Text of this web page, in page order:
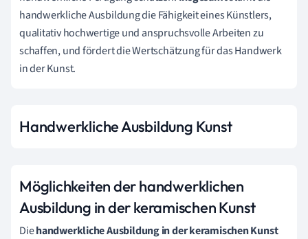
handwerkliche Ausbildung die Fähigkeit eines Künstlers,
qualitativ hochwertige und anspruchsvolle Arbeiten zu
schaffen, und fördert die Wertschätzung für das Handwerk
in der Kunst.
Handwerkliche Ausbildung Kunst
Möglichkeiten der handwerklichen
Ausbildung in der keramischen Kunst
Diehandwerkliche Ausbildung in der keramischen Kunst